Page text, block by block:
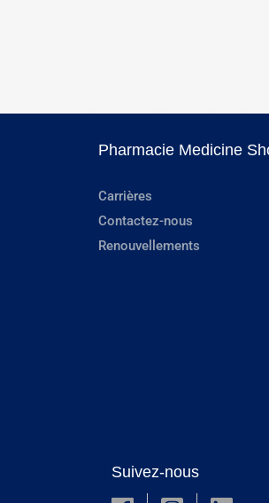
Pharmacie Medicine
Carrières
Contactez-nous
Renouvellements
Suivez-nous